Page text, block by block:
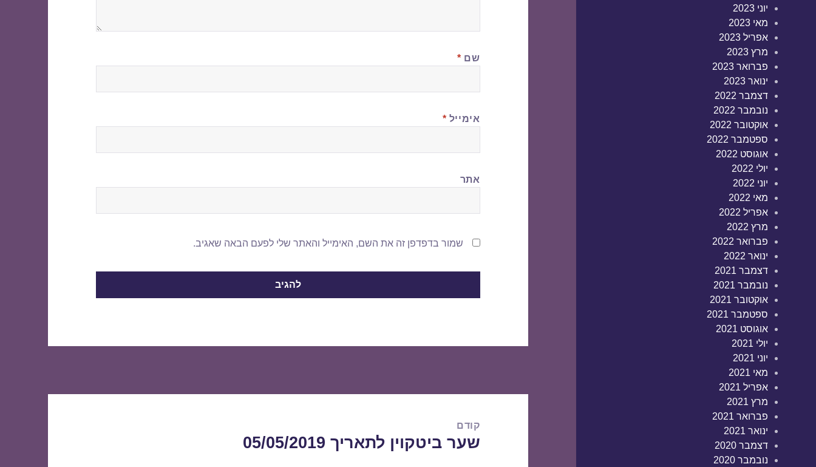
יוני 2023
מאי 2023
אפריל 2023
מרץ 2023
פברואר 2023
ינואר 2023
דצמבר 2022
נובמבר 2022
אוקטובר 2022
ספטמבר 2022
אוגוסט 2022
יולי 2022
יוני 2022
מאי 2022
אפריל 2022
מרץ 2022
פברואר 2022
ינואר 2022
דצמבר 2021
נובמבר 2021
אוקטובר 2021
ספטמבר 2021
אוגוסט 2021
יולי 2021
יוני 2021
מאי 2021
אפריל 2021
מרץ 2021
פברואר 2021
ינואר 2021
דצמבר 2020
נובמבר 2020
שם *
אימייל *
אתר
שמור בדפדפן זה את השם, האימייל והאתר שלי לפעם הבאה שאגיב.
קודם
הפוסט
שער ביטקוין לתאריך 05/05/2019